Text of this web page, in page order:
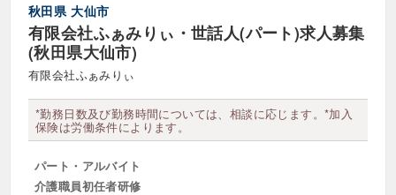
動物愛護・動物好き
在宅ワーク・在宅勤務可
子育て支援・ママ活躍中 寮・社宅あり
引越し費用補填 急募
有給消化率高め
秋田県 大仙市
有限会社ふぁみりぃ・世話人(パート)求人募集
(秋田県大仙市)
有限会社ふぁみりぃ
*勤務日数及び勤務時間については、相談に応じます。*加入
保険は労働条件によります。
パート・アルバイト
介護職員初任者研修